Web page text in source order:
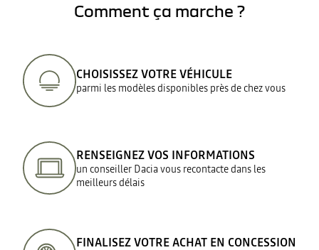
Comment ça marche ?
CHOISISSEZ VOTRE VÉHICULE
parmi les modèles disponibles près de chez vous
RENSEIGNEZ VOS INFORMATIONS
un conseiller Dacia vous recontacte dans les
meilleurs délais
FINALISEZ VOTRE ACHAT EN CONCESSION